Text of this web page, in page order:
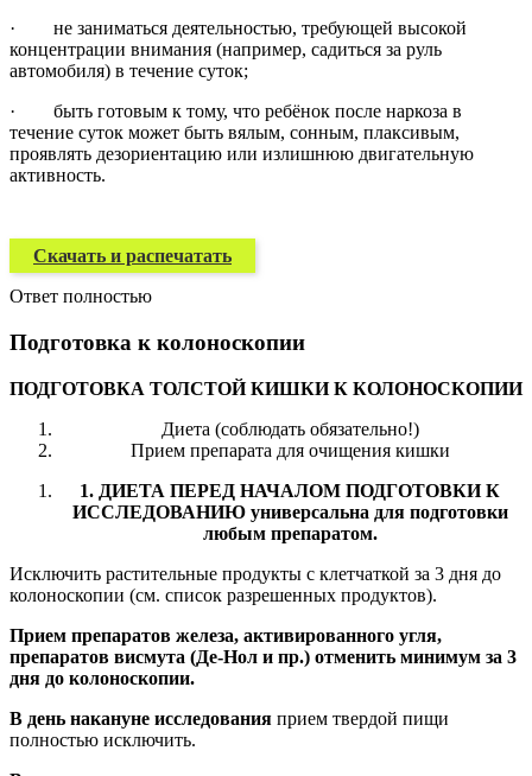
· не заниматься деятельностью, требующей высокой
концентрации внимания (например, садиться за руль
автомобиля) в течение суток;
· быть готовым к тому, что ребёнок после наркоза в
течение суток может быть вялым, сонным, плаксивым,
проявлять дезориентацию или излишнюю двигательную
активность.
Скачать и распечатать
Ответ полностью
Подготовка к колоноскопии
ПОДГОТОВКА ТОЛСТОЙ КИШКИ К КОЛОНОСКОПИИ
Диета (соблюдать обязательно!)
Прием препарата для очищения кишки
1. ДИЕТА ПЕРЕД НАЧАЛОМ ПОДГОТОВКИ К
ИССЛЕДОВАНИЮ универсальна для подготовки
любым препаратом.
Исключить растительные продукты с клетчаткой за 3 дня до
колоноскопии (см. список разрешенных продуктов).
Прием препаратов железа, активированного угля,
препаратов висмута (Де-Нол и пр.) отменить минимум за 3
дня до колоноскопии.
В день накануне исследования прием твердой пищи
полностью исключить.